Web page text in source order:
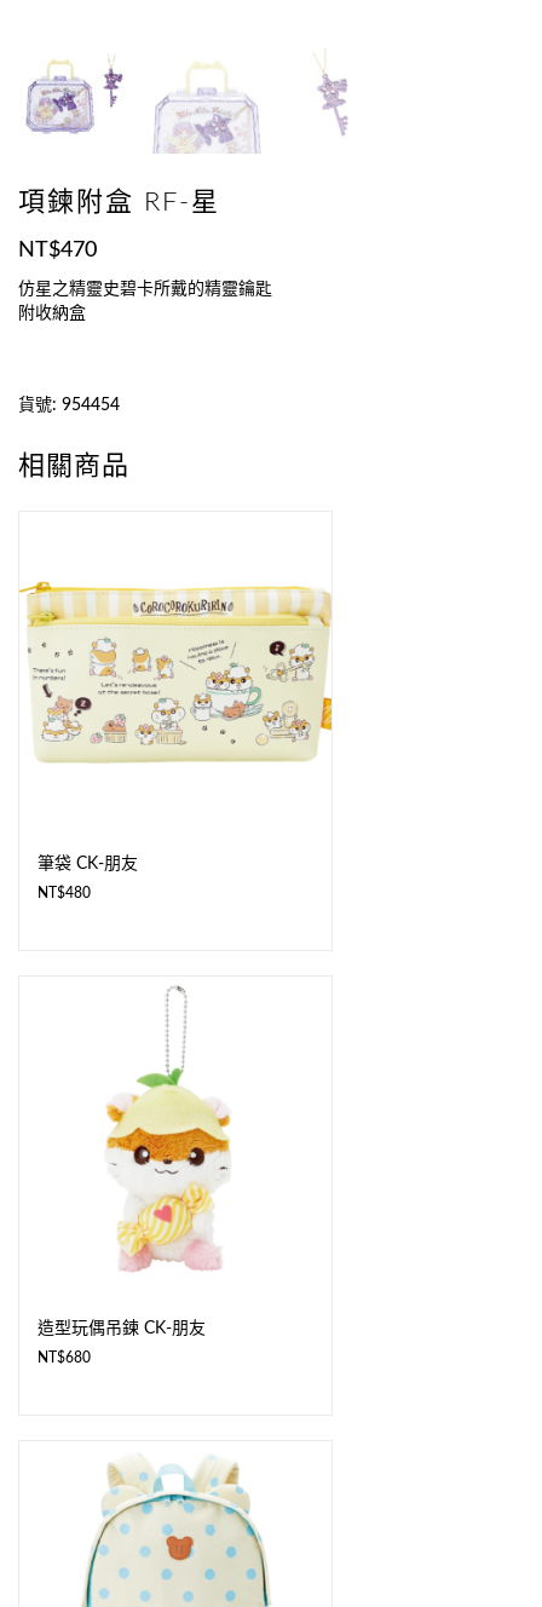
項鍊附盒 RF-星
NT$470
仿星之精靈史碧卡所戴的精靈鑰匙
附收納盒
貨號: 954454
相關商品
筆袋 CK-朋友
NT$480
造型玩偶吊鍊 CK-朋友
NT$680